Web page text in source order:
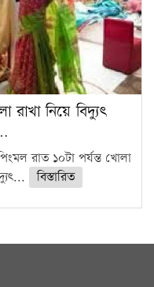
নিয়ে বিদ্যুৎ
রাত ১০টা পর্যন্ত খোলা
বিস্তারিত